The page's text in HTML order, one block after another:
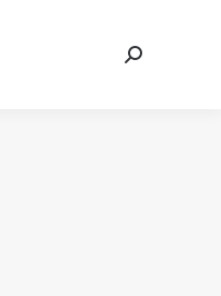
Recherche